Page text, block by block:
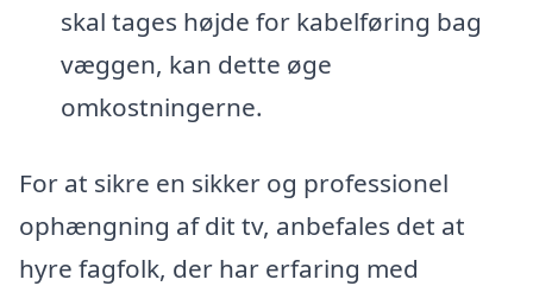
skal tages højde for kabelføring bag
væggen, kan dette øge
omkostningerne.
For at sikre en sikker og professionel
ophængning af dit tv, anbefales det at
hyre fagfolk, der har erfaring med